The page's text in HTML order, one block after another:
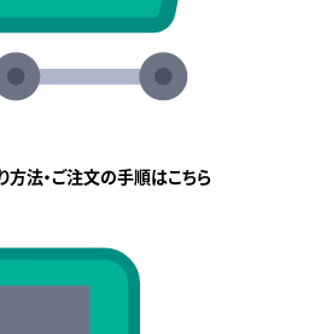
法・ご注文の手順はこちら